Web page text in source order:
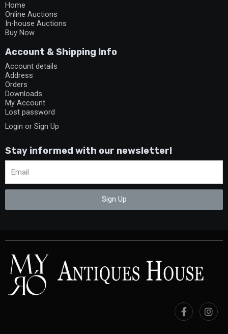
Home
Online Auctions
In-house Auctions
Buy Now
Account & Shipping Info
Account details
Address
Orders
Downloads
My Account
Lost password
Login or Sign Up
Stay informed with our newsletter!
Sign Up